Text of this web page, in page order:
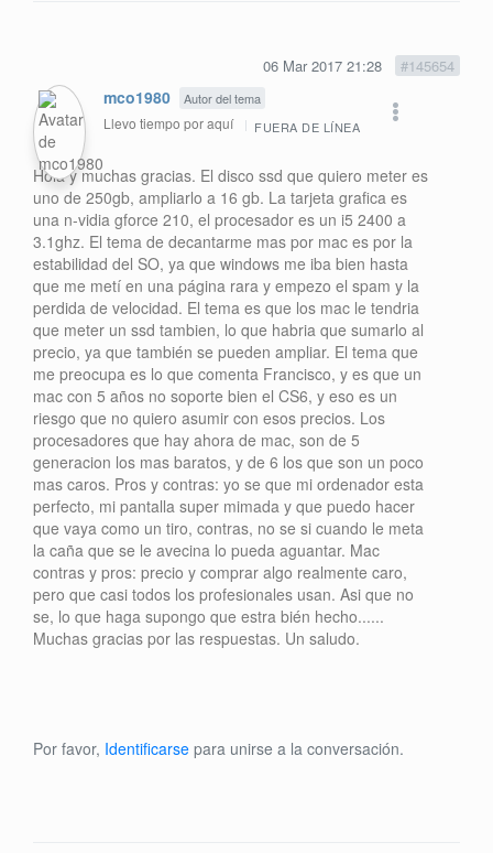
06 Mar 2017 21:28 #145654
mco1980 Autor del tema
Llevo tiempo por aquí FUERA DE LÍNEA
Hola y muchas gracias. El disco ssd que quiero meter es
uno de 250gb, ampliarlo a 16 gb. La tarjeta grafica es
una n-vidia gforce 210, el procesador es un i5 2400 a
3.1ghz. El tema de decantarme mas por mac es por la
estabilidad del SO, ya que windows me iba bien hasta
que me metí en una página rara y empezo el spam y la
perdida de velocidad. El tema es que los mac le tendria
que meter un ssd tambien, lo que habria que sumarlo al
precio, ya que también se pueden ampliar. El tema que
me preocupa es lo que comenta Francisco, y es que un
mac con 5 años no soporte bien el CS6, y eso es un
riesgo que no quiero asumir con esos precios. Los
procesadores que hay ahora de mac, son de 5
generacion los mas baratos, y de 6 los que son un poco
mas caros. Pros y contras: yo se que mi ordenador esta
perfecto, mi pantalla super mimada y que puedo hacer
que vaya como un tiro, contras, no se si cuando le meta
la caña que se le avecina lo pueda aguantar. Mac
contras y pros: precio y comprar algo realmente caro,
pero que casi todos los profesionales usan. Asi que no
se, lo que haga supongo que estra bién hecho......
Muchas gracias por las respuestas. Un saludo.
Por favor, Identificarse para unirse a la conversación.